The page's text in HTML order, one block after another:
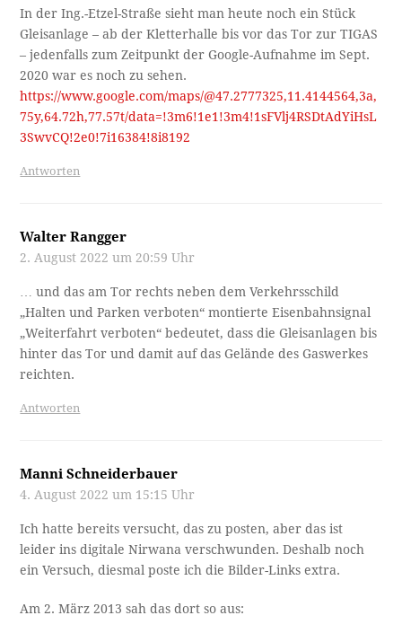
In der Ing.-Etzel-Straße sieht man heute noch ein Stück
Gleisanlage – ab der Kletterhalle bis vor das Tor zur TIGAS
– jedenfalls zum Zeitpunkt der Google-Aufnahme im Sept.
2020 war es noch zu sehen.
https://www.google.com/maps/@47.2777325,11.4144564,3a,
75y,64.72h,77.57t/data=!3m6!1e1!3m4!1sFVlj4RSDtAdYiHsL
3SwvCQ!2e0!7i16384!8i8192
Antworten
Walter Rangger
2. August 2022 um 20:59 Uhr
… und das am Tor rechts neben dem Verkehrsschild
„Halten und Parken verboten“ montierte Eisenbahnsignal
„Weiterfahrt verboten“ bedeutet, dass die Gleisanlagen bis
hinter das Tor und damit auf das Gelände des Gaswerkes
reichten.
Antworten
Manni Schneiderbauer
4. August 2022 um 15:15 Uhr
Ich hatte bereits versucht, das zu posten, aber das ist
leider ins digitale Nirwana verschwunden. Deshalb noch
ein Versuch, diesmal poste ich die Bilder-Links extra.
Am 2. März 2013 sah das dort so aus: